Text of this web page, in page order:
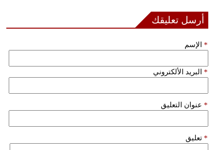
أرسل تعليقك
الإسم *
البريد الألكتروني *
عنوان التعليق *
تعليق *